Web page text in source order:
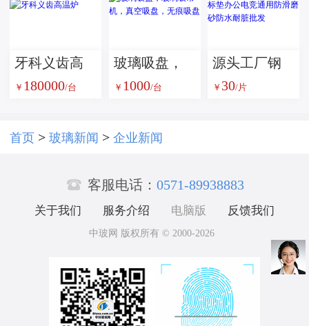
案
牙科义齿高
温炉
￥ 180000/台
玻璃吸盘，
玻璃吸吊
盘，无痕吸
￥ 1000/台
源头工厂钢
化玻璃鼠标
批发
￥ 30/片
首页 > 玻璃新闻 > 企业新闻
 客服电话： 0571-89938883
关于我们 服务介绍 电脑版 反馈我们
中玻网 版权所有 © 2000-2026